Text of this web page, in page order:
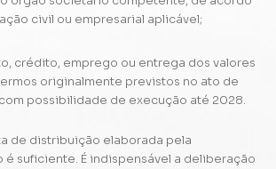
civil ou empresarial aplicável;
crédito, emprego ou entrega dos valores
originalmente previstos no ato de
possibilidade de execução até 2028.
de distribuição elaborada pela
é suficiente. É indispensável a deliberação